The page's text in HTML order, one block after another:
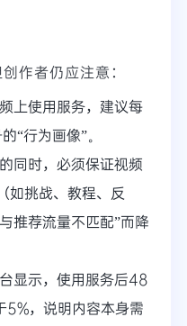
作者仍应注意：
上使用服务，建议每
“行为画像”。
同时，必须保证视频
（如挑战、教程、反
推荐流量不匹配”而降
显示，使用服务后48
5%，说明内容本身需